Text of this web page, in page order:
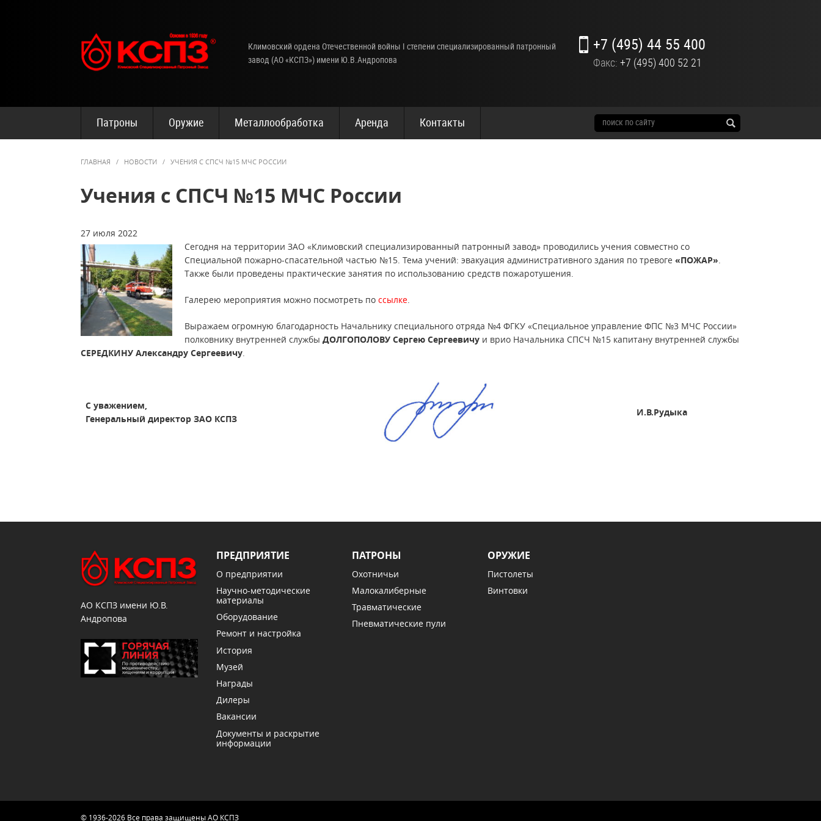
Климовский ордена Отечественной войны I степени специализированный патронный
завод (АО «КСПЗ») имени Ю.В.Андропова
+7 (495) 44 55 400
Факс: +7 (495) 400 52 21
Патроны Оружие Металлообработка Аренда Контакты
ГЛАВНАЯ / НОВОСТИ / УЧЕНИЯ С СПСЧ №15 МЧС РОССИИ
Учения с СПСЧ №15 МЧС России
27 июля 2022
Сегодня на территории ЗАО «Климовский специализированный патронный завод» проводились учения совместно со
Специальной пожарно-спасательной частью №15. Тема учений: эвакуация административного здания по тревоге «ПОЖАР».
Также были проведены практические занятия по использованию средств пожаротушения.
Галерею мероприятия можно посмотреть по ссылке.
Выражаем огромную благодарность Начальнику специального отряда №4 ФГКУ «Специальное управление ФПС №3 МЧС России»
полковнику внутренней службы ДОЛГОПОЛОВУ Сергею Сергеевичу и врио Начальника СПСЧ №15 капитану внутренней службы
СЕРЕДКИНУ Александру Сергеевичу.
С уважением,
Генеральный директор ЗАО КСПЗ
И.В.Рудыка
АО КСПЗ имени Ю.В.
Андропова
ПРЕДПРИЯТИЕ
О предприятии
Научно-методические
материалы
Оборудование
Ремонт и настройка
История
Музей
Награды
Дилеры
Вакансии
Документы и раскрытие
информации
ПАТРОНЫ
Охотничьи
Малокалиберные
Травматические
Пневматические пули
ОРУЖИЕ
Пистолеты
Винтовки
© 1936-2026 Все права защищены АО КСПЗ